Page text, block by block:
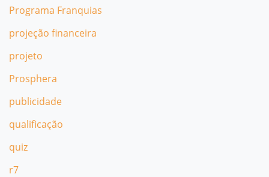
Programa Franquias
projeção financeira
projeto
Prosphera
publicidade
qualificação
quiz
r7